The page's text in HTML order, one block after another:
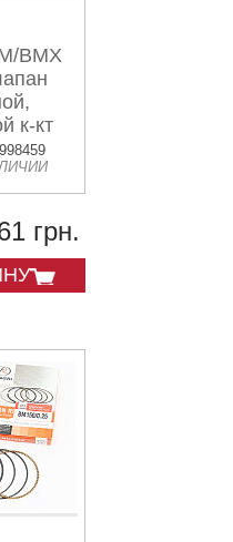
BMX
к-кт
грн.